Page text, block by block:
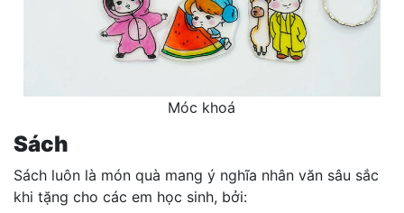
Móc khoá
Sách
Sách luôn là món quà mang ý nghĩa nhân văn sâu sắc
khi tặng cho các em học sinh, bởi: